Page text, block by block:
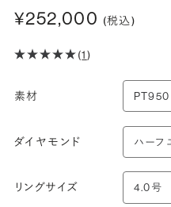
¥252,000 (税込)
(1)
素材
ダイヤモンド
リングサイズ